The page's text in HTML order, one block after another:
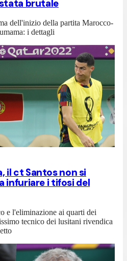
brutale
dell'inizio della partita Marocco-
i dettagli
il ct Santos non si
infuriare i tifosi del
e l'eliminazione ai quarti dei
tecnico dei lusitani rivendica